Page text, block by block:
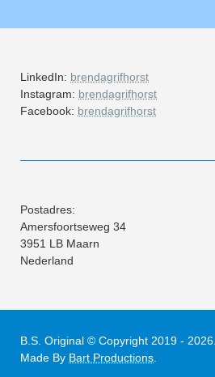
LinkedIn: brendagrifhorst
Instagram: brendagrifhorst
Facebook: brendagrifhorst
Postadres:
Amersfoortseweg 34
3951 LB Maarn
Nederland
B.S. Original © Copyright 2019 -
Made By Bart Productions.